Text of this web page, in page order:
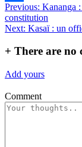
Partager
Navigation
de
Previous: Kananga
constitution
Next: Kasaï : un
+ There are no
Add yours
Comment